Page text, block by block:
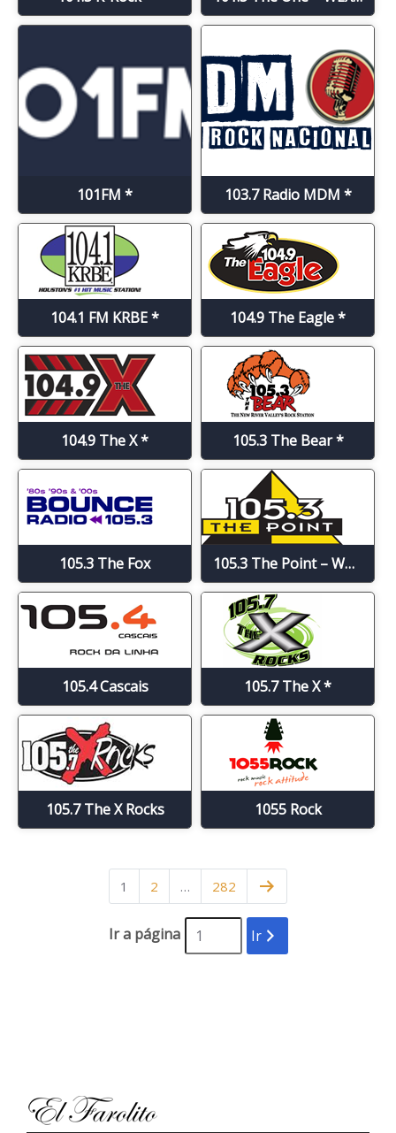
101FM * 103.7 Radio MDM *
104.1 FM KRBE * 104.9 The Eagle *
104.9 The X * 105.3 The Bear *
105.3 The Fox 105.3 The Point – WPTQ
105.4 Cascais 105.7 The X *
105.7 The X Rocks 1055 Rock
1 2 … 282
Ir a página Ir